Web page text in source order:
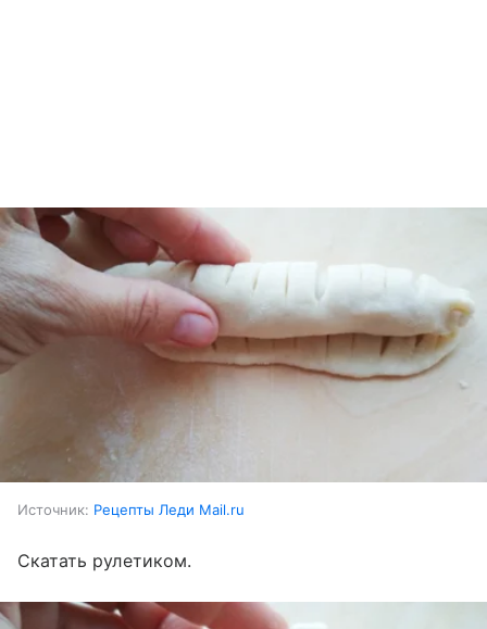
Источник: Рецепты Леди Mail.ru
Скатать рулетиком.